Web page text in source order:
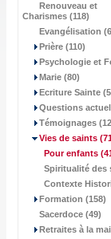
Renouveau et
Charismes (118)
Evangélisation
Prière (110)
Psychologie et
Marie (80)
Ecriture Sainte
Questions
Témoignages
Vies de saints
Pour enfants
Spiritualité des
Contexte
Formation (158)
Sacerdoce (49)
Retraites à la